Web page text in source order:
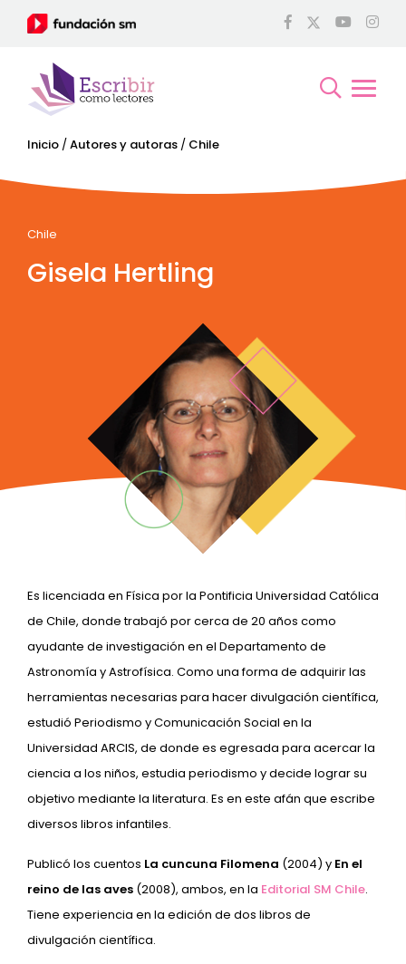
Inicio /Autores y autoras / Chile
Chile
Gisela Hertling
Es licenciada en Física por la Pontificia Universidad Católica
de Chile, donde trabajó por cerca de 20 años como
ayudante de investigación en el Departamento de
Astronomía y Astrofísica. Como una forma de adquirir las
herramientas necesarias para hacer divulgación científica,
estudió Periodismo y Comunicación Social en la
Universidad ARCIS, de donde es egresada para acercar la
ciencia a los niños, estudia periodismo y decide lograr su
objetivo mediante la literatura. Es en este afán que escribe
diversos libros infantiles.
Publicó los cuentos La cuncuna Filomena (2004) y En el
reino de las aves (2008), ambos, en la Editorial SM Chile.
Tiene experiencia en la edición de dos libros de
divulgación científica.